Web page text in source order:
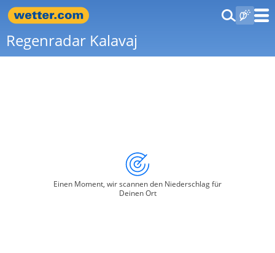
Regenradar Kalavaj
Einen Moment, wir scannen den Niederschlag für
Deinen Ort